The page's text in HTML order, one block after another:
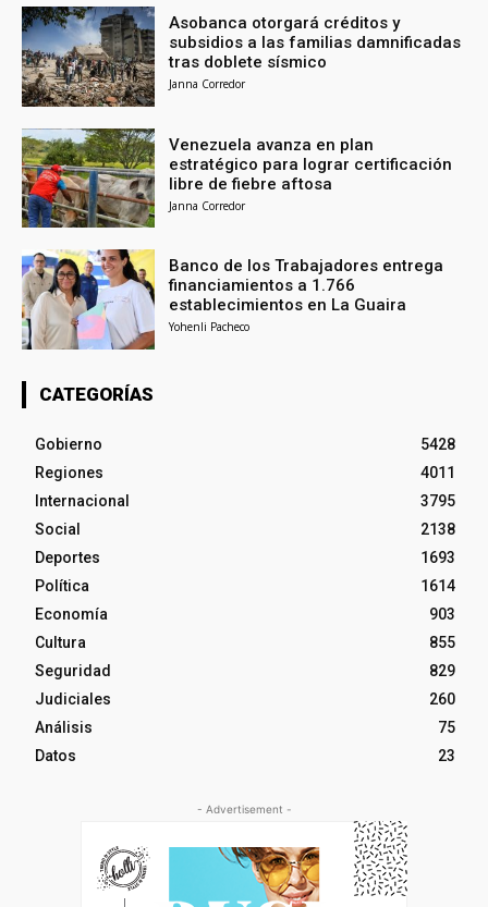
Asobanca otorgará créditos y
subsidios a las familias damnificadas
tras doblete sísmico
Janna Corredor
Venezuela avanza en plan
estratégico para lograr certificación
libre de fiebre aftosa
Janna Corredor
Banco de los Trabajadores entrega
financiamientos a 1.766
establecimientos en La Guaira
Yohenli Pacheco
CATEGORÍAS
Gobierno
5428
Regiones
4011
Internacional
3795
Social
2138
Deportes
1693
Política
1614
Economía
903
Cultura
855
Seguridad
829
Judiciales
260
Análisis
75
Datos
23
- Advertisement -